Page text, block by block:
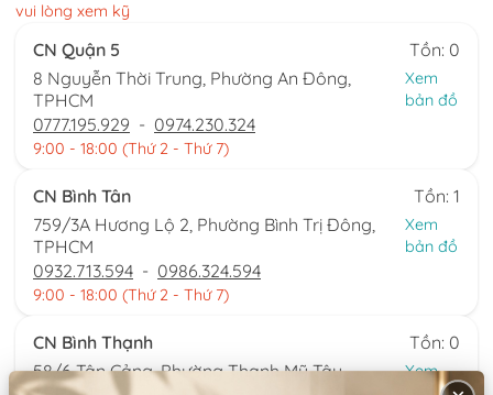
vui lòng xem kỹ
CN Quận 5
Tồn: 0
8 Nguyễn Thời Trung, Phường An Đông,
TPHCM
Xem
bản đồ
0777.195.929 - 0974.230.324
9:00 - 18:00 (Thứ 2 - Thứ 7)
CN Bình Tân
Tồn: 1
759/3A Hương Lộ 2, Phường Bình Trị Đông,
TPHCM
Xem
bản đồ
0932.713.594 - 0986.324.594
9:00 - 18:00 (Thứ 2 - Thứ 7)
CN Bình Thạnh
Tồn: 0
58/6 Tân Cảng, Phường Thạnh Mỹ Tây,
Xem